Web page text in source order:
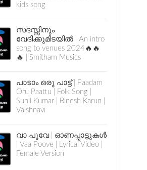
kids song
സദസ്സിനും
വേദിക്കുമിടയിൽ | An intro
song to venues 2024🔥🔥
🔥 | Smitham Musics
പാടാം ഒരു പാട്ട് | Paadam
Oru Paattu | Folk Song |
Sunil Kumar | Binesh Karun |
Vaishnavi
വാ പൂവേ | ഓണപ്പാട്ടുകൾ
| Vaa Poove | Lyrical Video |
Female Version